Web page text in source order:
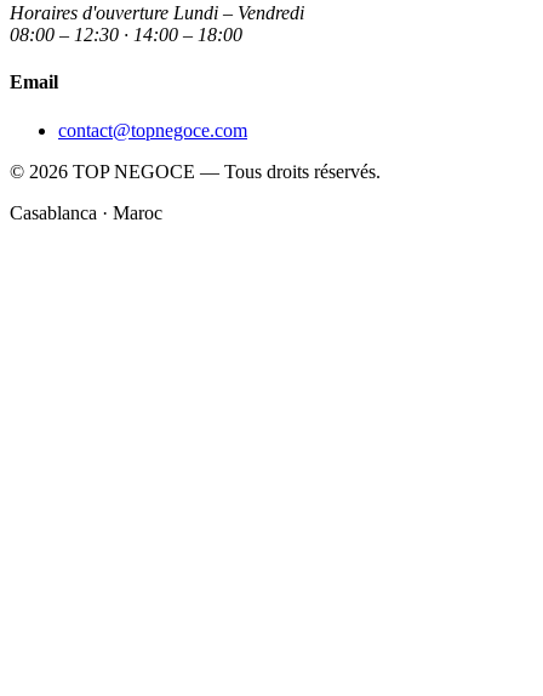
Horaires d'ouverture Lundi – Vendredi
08:00 – 12:30 · 14:00 – 18:00
Email
contact@topnegoce.com
© 2026 TOP NEGOCE — Tous droits réservés.
Casablanca · Maroc